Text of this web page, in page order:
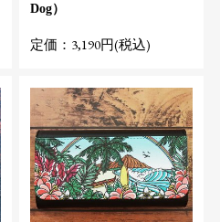
Dog）
定価：3,190円(税込)